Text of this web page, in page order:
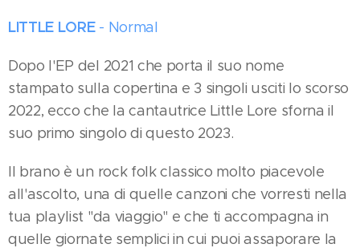
LITTLE LORE- Normal
Dopo l'EP del 2021 che porta il suo nome
stampato sulla copertina e 3 singoli usciti lo scorso
2022, ecco che la cantautrice Little Lore sforna il
suo primo singolo di questo 2023.
Il brano è un rock folk classico molto piacevole
all'ascolto, una di quelle canzoni che vorresti nella
tua playlist "da viaggio" e che ti accompagna in
quelle giornate semplici in cui puoi assaporare la